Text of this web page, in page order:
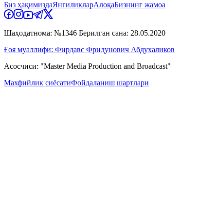
Биз ҳақимиздаЯнгиликларАлоқаБизнинг жамоа
Шаҳодатнома: №1346 Берилган сана: 28.05.2020
Ғоя муаллифи: Фирдавс Фридунович Абдухаликов
Асосчиси: "Master Media Production and Broadcast"
Махфийлик сиёсатиФойдаланиш шартлари